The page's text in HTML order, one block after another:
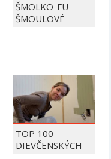
ŠMOLKO-FU –
ŠMOULOVÉ
TOP 100
DIEVČENSKÝCH